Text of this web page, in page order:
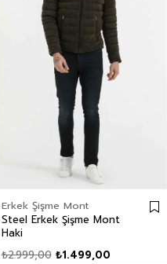
Erkek Şişme Mont
Steel Erkek Şişme Mont
Haki
₺1.499,00
₺2.999,00